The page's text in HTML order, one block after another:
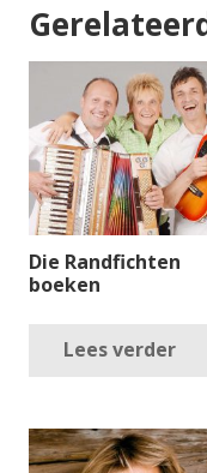
Die Randfichten
boeken
Lees verder